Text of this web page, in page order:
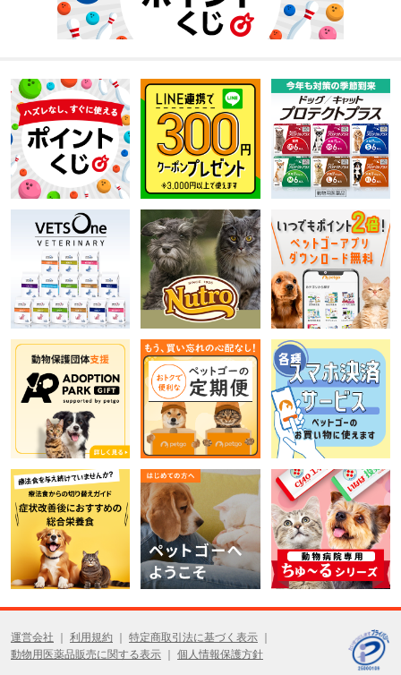
運営会社 利用規約
特定商取引法に基づく表示
動物用医薬品販売に関する表示
個人情報保護方針